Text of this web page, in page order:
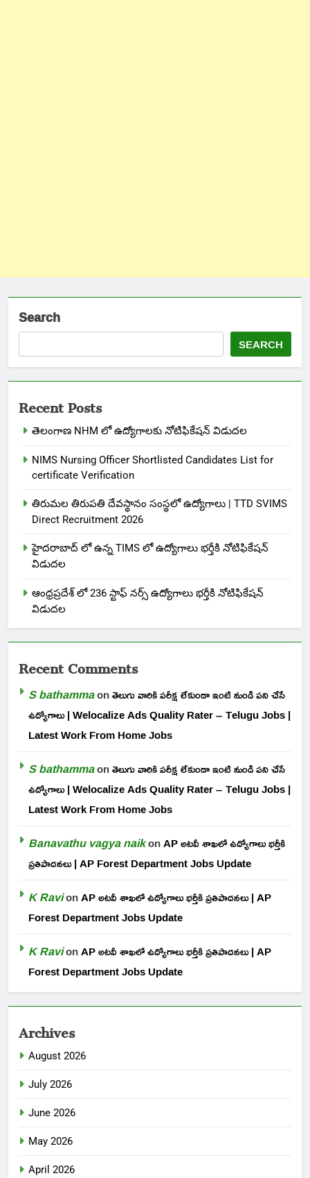
Search
SEARCH
Recent Posts
తెలంగాణ NHM లో ఉద్యోగాలకు నోటిఫికేషన్ విడుదల
NIMS Nursing Officer Shortlisted Candidates List for
certificate Verification
తిరుమల తిరుపతి దేవస్థానం సంస్థలో ఉద్యోగాలు | TTD SVIMS
Direct Recruitment 2026
హైదరాబాద్ లో ఉన్న TIMS లో ఉద్యోగాలు భర్తీకి నోటిఫికేషన్
విడుదల
ఆంధ్రప్రదేశ్ లో 236 స్టాఫ్ నర్స్ ఉద్యోగాలు భర్తీకి నోటిఫికేషన్
విడుదల
Recent Comments
S bathammaonతెలుగు వారికి పరీక్ష లేకుండా ఇంటి నుండి పని చేసే
ఉద్యోగాలు | Welocalize Ads Quality Rater – Telugu Jobs |
Latest Work From Home Jobs
S bathammaonతెలుగు వారికి పరీక్ష లేకుండా ఇంటి నుండి పని చేసే
ఉద్యోగాలు | Welocalize Ads Quality Rater – Telugu Jobs |
Latest Work From Home Jobs
Banavathu vagya naikonAP అటవీ శాఖలో ఉద్యోగాలు భర్తీకి
ప్రతిపాదనలు | AP Forest Department Jobs Update
K RavionAP అటవీ శాఖలో ఉద్యోగాలు భర్తీకి ప్రతిపాదనలు | AP
Forest Department Jobs Update
K RavionAP అటవీ శాఖలో ఉద్యోగాలు భర్తీకి ప్రతిపాదనలు | AP
Forest Department Jobs Update
Archives
August 2026
July 2026
June 2026
May 2026
April 2026